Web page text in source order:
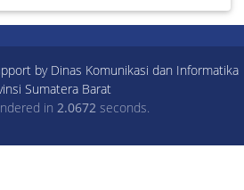
by Dinas Komunikasi dan Informatika
Sumatera Barat
in 2.0672seconds.